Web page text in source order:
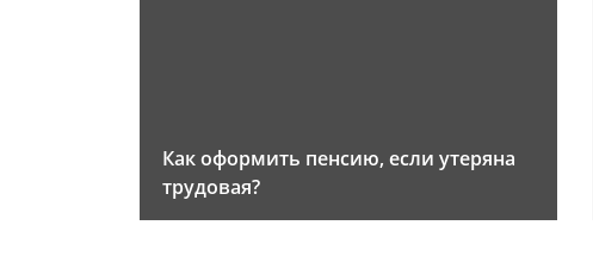
Как оформить пенсию, если утеряна
трудовая?